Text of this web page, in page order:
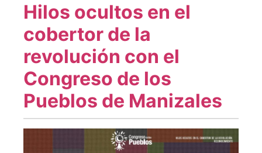
Hilos ocultos en el
cobertor de la
revolución con el
Congreso de los
Pueblos de Manizales